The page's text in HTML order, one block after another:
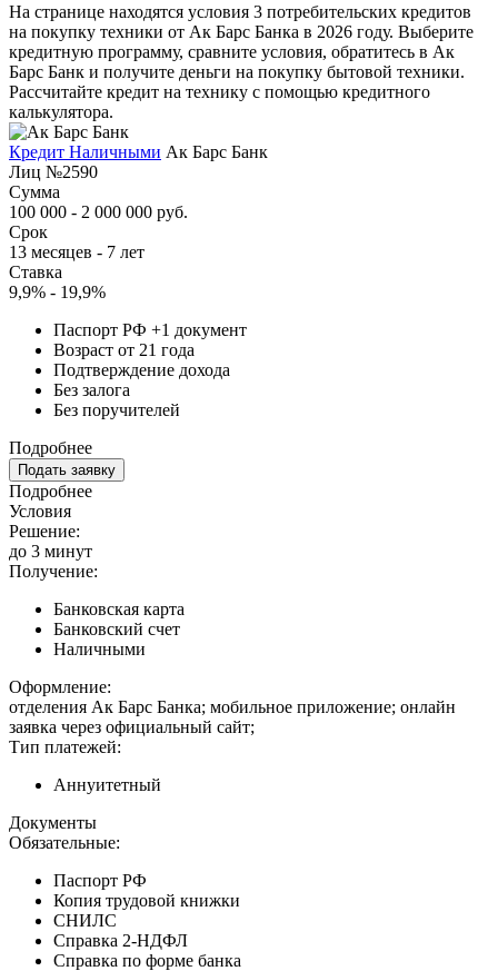
На странице находятся условия 3 потребительских кредитов
на покупку техники от Ак Барс Банка в 2026 году. Выберите
кредитную программу, сравните условия, обратитесь в Ак
Барс Банк и получите деньги на покупку бытовой техники.
Рассчитайте кредит на технику с помощью кредитного
калькулятора.
Кредит Наличными Ак Барс Банк
Лиц №2590
Сумма
100 000 - 2 000 000 руб.
Срок
13 месяцев - 7 лет
Ставка
9,9% - 19,9%
Паспорт РФ +1 документ
Возраст от 21 года
Подтверждение дохода
Без залога
Без поручителей
Подробнее
Подать заявку
Подробнее
Условия
Решение:
до 3 минут
Получение:
Банковская карта
Банковский счет
Наличными
Оформление:
отделения Ак Барс Банка; мобильное приложение; онлайн
заявка через официальный сайт;
Тип платежей:
Аннуитетный
Документы
Обязательные:
Паспорт РФ
Копия трудовой книжки
СНИЛС
Справка 2-НДФЛ
Справка по форме банка